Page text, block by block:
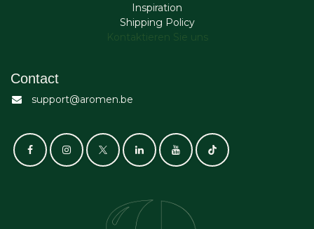
Inspiration
Shipping Policy
Kontaktieren Sie uns
Contact
support@aromen.be